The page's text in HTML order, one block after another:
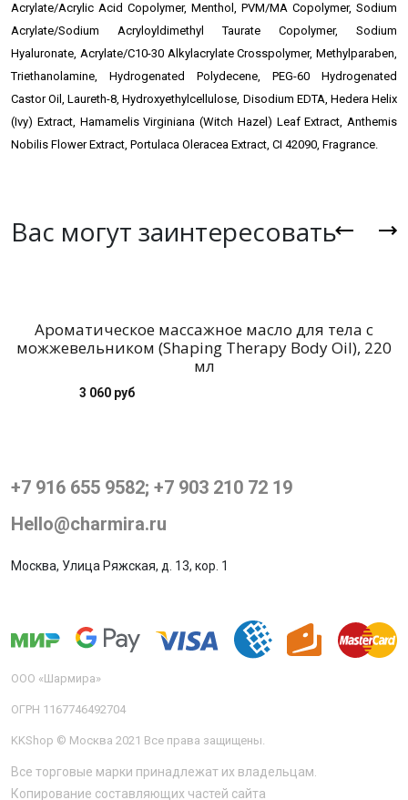
Acrylate/Acrylic Acid Copolymer, Menthol, PVM/MA Copolymer, Sodium
Acrylate/Sodium Acryloyldimethyl Taurate Copolymer, Sodium
Hyaluronate, Acrylate/C10-30 Alkylacrylate Crosspolymer, Methylparaben,
Triethanolamine, Hydrogenated Polydecene, PEG-60 Hydrogenated
Castor Oil, Laureth-8, Hydroxyethylcellulose, Disodium EDTA, Hedera Helix
(Ivy) Extract, Hamamelis Virginiana (Witch Hazel) Leaf Extract, Anthemis
Nobilis Flower Extract, Portulaca Oleracea Extract, CI 42090, Fragrance.
Вас могут заинтересовать
Ароматическое массажное масло для тела с
можжевельником (Shaping Therapy Body Oil), 220
мл
3 060 руб
+7 916 655 9582; +7 903 210 72 19
Hello@charmira.ru
Москва, Улица Ряжская, д. 13, кор. 1
ООО «Шармира»
ОГРН 1167746492704
KKShop © Москва 2021 Все права защищены.
Все торговые марки принадлежат их владельцам.
Копирование составляющих частей сайта